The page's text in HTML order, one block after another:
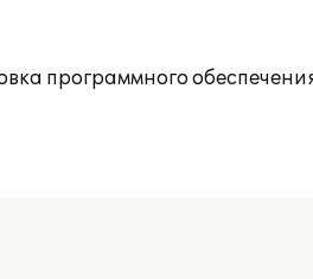
программного